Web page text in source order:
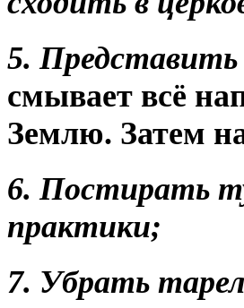
5.
смывает всё
Землю. Затем
6. Постирать
практики;
7. Убрать